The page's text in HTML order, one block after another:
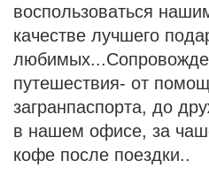
воспользоваться
качестве лучшего
путешествия- от
загранпаспорта, до
в нашем офисе, за
кофе после поездки..